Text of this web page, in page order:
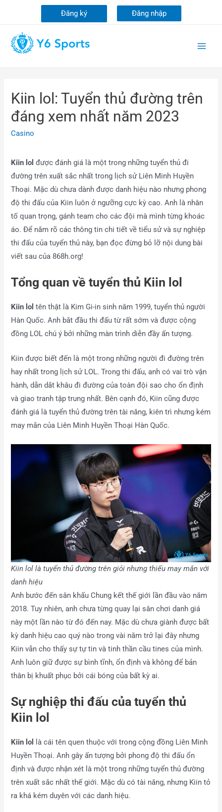
Đăng ký Đăng nhập
Kiin lol: Tuyển thủ đường trên
đáng xem nhất năm 2023
Casino
Kiin lolđược đánh giá là một trong những tuyển thủ đi
đường trên xuất sắc nhất trong lịch sử Liên Minh Huyền
Thoại. Mặc dù chưa dành được danh hiệu nào nhưng phong
độ thi đấu của Kiin luôn ở ngưỡng cực kỳ cao. Anh là nhân
tố quan trọng, gánh team cho các đội mà mình từng khoác
áo. Để nắm rõ các thông tin chi tiết về tiểu sử và sự nghiệp
thi đấu của tuyển thủ này, bạn đọc đừng bỏ lỡ nội dung bài
viết sau của 868h.org!
Tổng quan về tuyển thủ Kiin lol
Kiin lol tên thật là Kim Gi-in sinh năm 1999, tuyển thủ người
Hàn Quốc. Anh bắt đầu thi đấu từ rất sớm và được cộng
đồng LOL chú ý bởi những màn trình diễn đầy ấn tượng.
Kiin được biết đến là một trong những người đi đường trên
hay nhất trong lịch sử LOL. Trong thi đấu, anh có vai trò vận
hành, dẫn dắt khâu đi đường của toàn đội sao cho ổn định
và giao tranh tập trung nhất. Bên cạnh đó, Kiin cũng được
đánh giá là tuyển thủ đường trên tài năng, kiên trì nhưng kém
may mắn của Liên Minh Huyền Thoại Hàn Quốc.
Kiin lol là tuyển thủ đường trên giỏi nhưng thiếu may mắn với
danh hiệu
Anh bước đến sân khấu Chung kết thế giới lần đầu vào năm
2018. Tuy nhiên, anh chưa từng quay lại sân chơi danh giá
này một lần nào từ đó đến nay. Mặc dù chưa giành được bất
kỳ danh hiệu cao quý nào trong vài năm trở lại đây nhưng
Kiin vẫn cho thấy sự tự tin và tinh thần cầu tines của mình.
Anh luôn giữ được sự bình tĩnh, ổn định và không để bản
thân bị khuất phục bởi cái bóng của bất kỳ ai.
Sự nghiệp thi đấu của tuyển thủ
Kiin lol
Kiin lol
là cái tên quen thuộc với trong cộng đồng Liên Minh
Huyền Thoại. Anh gây ấn tượng bởi phong độ thi đấu ổn
định và được nhận xét là một trong những tuyển thủ đường
trên xuất sắc nhất thế giới. Mặc dù có tài năng, nhưng Kiin tỏ
ra khá kém duyên với các danh hiệu.